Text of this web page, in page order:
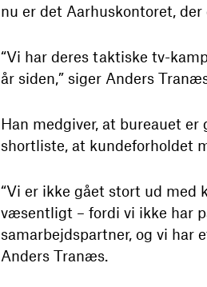
nu er det Aarhuskontoret,
“Vi har deres taktiske tv-
år siden,” siger Anders
Han medgiver, at bureauet
shortliste, at kundeforholdet
“Vi er ikke gået stort ud med
væsentligt – fordi vi ikke har
samarbejdspartner, og vi har
Anders Tranæs.